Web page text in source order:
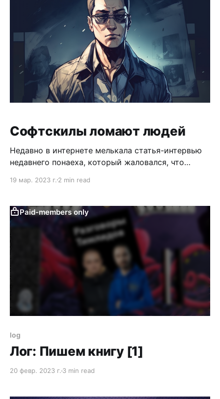
дает каки-то дополнительные возможности. Для
моих целей ноды, которые крутятся как
контейнеры в докере на
Софтскилы ломают людей
Недавно в интернете мелькала статья-интервью
недавнего понаеха, который жаловался, что
довольно экстремальный персонаж, но потому он
остальными? Для начала определим остальных:
люди из стран бывшего, которые выражают свое
мнение. У флегматичных личностей мнение тоже
19 мар. 2023 г. 2 min read
Paid-members only
log
Лог: Пишем книгу [1]
20 февр. 2023 г. 3 min read